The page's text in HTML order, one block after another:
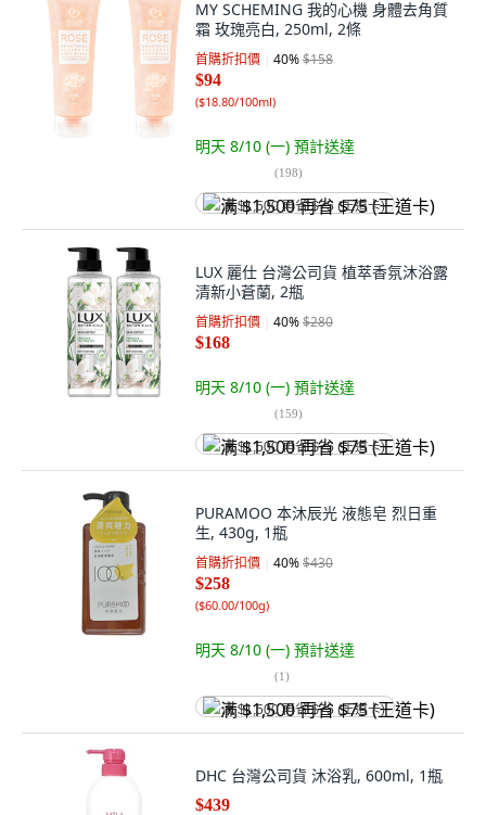
MY SCHEMING 我的心機 身體去角質
霜 玫瑰亮白, 250ml, 2條
首購折扣價 40%$158
$94
($18.80/100ml)
明天 8/10 (一) 預計送達
(198)
满 $1,500 再省 $75 (王道卡)
LUX 麗仕 台灣公司貨 植萃香氛沐浴露
清新小蒼蘭, 2瓶
首購折扣價 40%$280
$168
明天 8/10 (一) 預計送達
(159)
满 $1,500 再省 $75 (王道卡)
PURAMOO 本沐辰光 液態皂 烈日重
生, 430g, 1瓶
首購折扣價 40%$430
$258
($60.00/100g)
明天 8/10 (一) 預計送達
(1)
满 $1,500 再省 $75 (王道卡)
DHC 台灣公司貨 沐浴乳, 600ml, 1瓶
$439